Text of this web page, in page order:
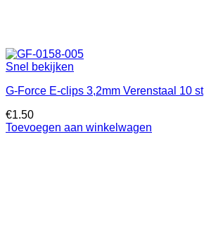
Snel bekijken
G-Force E-clips 3,2mm Verenstaal 10 st
€1.50
Toevoegen aan winkelwagen